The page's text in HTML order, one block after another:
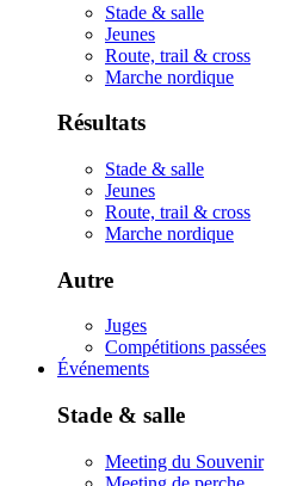
Stade & salle
Jeunes
Route, trail & cross
Marche nordique
Résultats
Stade & salle
Jeunes
Route, trail & cross
Marche nordique
Autre
Juges
Compétitions passées
Événements
Stade & salle
Meeting du Souvenir